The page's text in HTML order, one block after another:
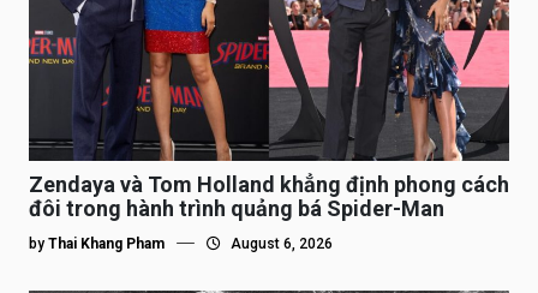
Zendaya và Tom Holland khẳng định phong cách
đôi trong hành trình quảng bá Spider-Man
by Thai Khang Pham August 6, 2026